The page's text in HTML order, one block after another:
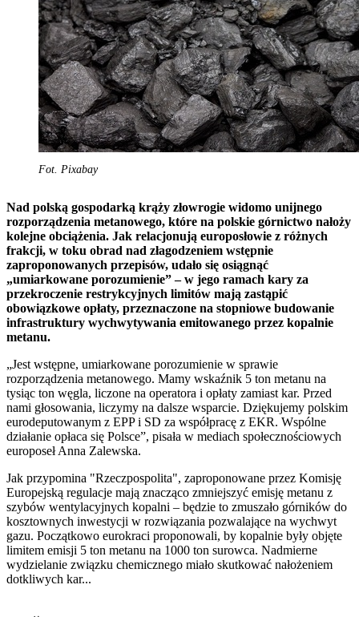
Fot. Pixabay
Nad polską gospodarką krąży złowrogie widomo unijnego
rozporządzenia metanowego, które na polskie górnictwo nałoży
kolejne obciążenia. Jak relacjonują europosłowie z różnych
frakcji, w toku obrad nad złagodzeniem wstępnie
zaproponowanych przepisów, udało się osiągnąć
„umiarkowane porozumienie” – w jego ramach kary za
przekroczenie restrykcyjnych limitów mają zastąpić
obowiązkowe opłaty, przeznaczone na stopniowe budowanie
infrastruktury wychwytywania emitowanego przez kopalnie
metanu.
„Jest wstępne, umiarkowane porozumienie w sprawie
rozporządzenia metanowego. Mamy wskaźnik 5 ton metanu na
tysiąc ton węgla, liczone na operatora i opłaty zamiast kar. Przed
nami głosowania, liczymy na dalsze wsparcie. Dziękujemy polskim
eurodeputowanym z EPP i SD za współpracę z EKR. Wspólne
działanie opłaca się Polsce”, pisała w mediach społecznościowych
europoseł Anna Zalewska.
Jak przypomina "Rzeczpospolita", zaproponowane przez Komisję
Europejską regulacje mają znacząco zmniejszyć emisję metanu z
szybów wentylacyjnych kopalni – będzie to zmuszało górników do
kosztownych inwestycji w rozwiązania pozwalające na wychwyt
gazu. Początkowo eurokraci proponowali, by kopalnie były objęte
limitem emisji 5 ton metanu na 1000 ton surowca. Nadmierne
wydzielanie związku chemicznego miało skutkować nałożeniem
dotkliwych kar...